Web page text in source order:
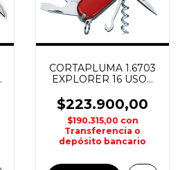
CORTAPLUMA 1.6703
EXPLORER 16 USOS
$223.900,00
$190.315,00 con
Transferencia o
depósito bancario